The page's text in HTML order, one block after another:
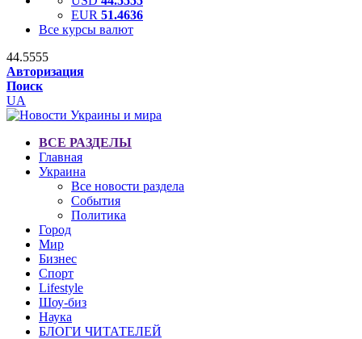
EUR 51.4636
Все курсы валют
44.5555
Авторизация
Поиск
UA
ВСЕ РАЗДЕЛЫ
Главная
Украина
Все новости раздела
События
Политика
Город
Мир
Бизнес
Спорт
Lifestyle
Шоу-биз
Наука
БЛОГИ ЧИТАТЕЛЕЙ